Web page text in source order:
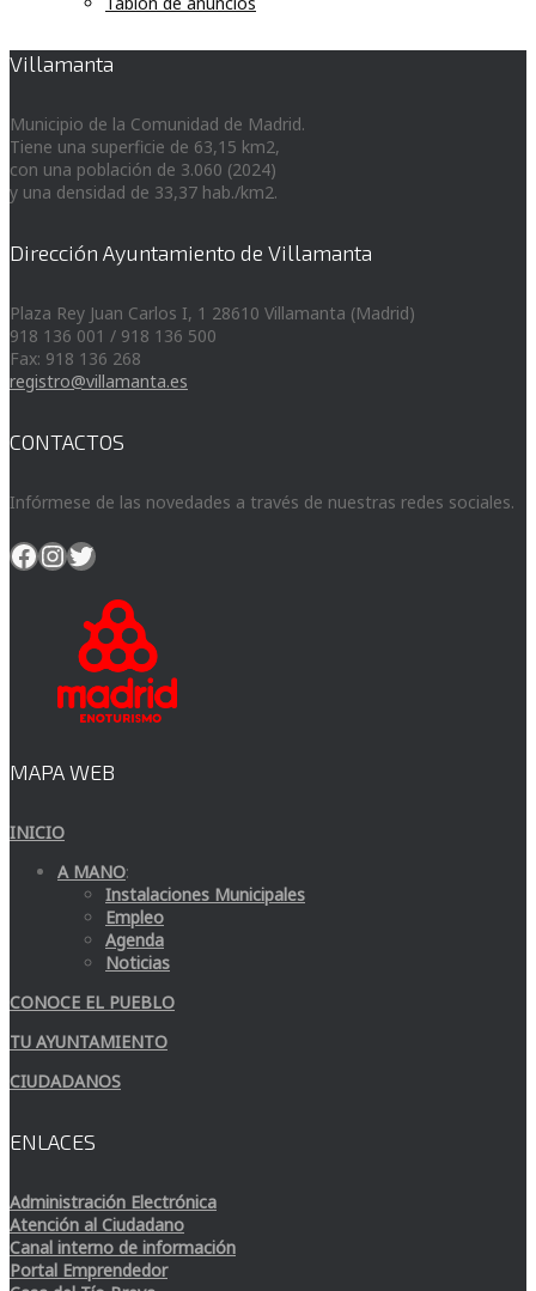
Villamanta
Municipio de la Comunidad de Madrid.
Tiene una superficie de 63,15 km2,
con una población de 3.060 (2024)
y una densidad de 33,37 hab./km2.
Dirección Ayuntamiento de Villamanta
Plaza Rey Juan Carlos I, 1 28610 Villamanta (Madrid)
918 136 001 / 918 136 500
Fax: 918 136 268
registro@villamanta.es
CONTACTOS
Infórmese de las novedades a través de nuestras redes sociales.
Facebook
Instagram
Twitter
MAPA WEB
INICIO
A MANO:
Instalaciones Municipales
Empleo
Agenda
Noticias
CONOCE EL PUEBLO
TU AYUNTAMIENTO
CIUDADANOS
ENLACES
Administración Electrónica
Atención al Ciudadano
Canal interno de información
Portal Emprendedor